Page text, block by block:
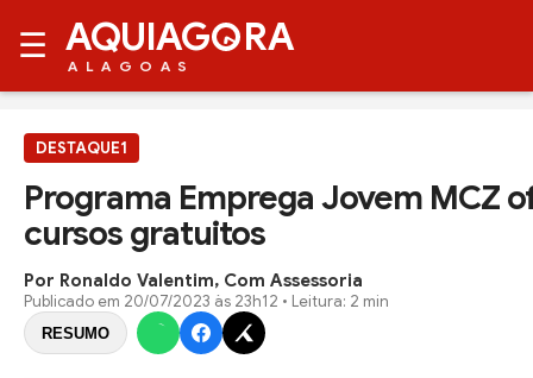
☰ AQUIAG RA
ALAGOAS
DESTAQUE1
Programa Emprega Jovem MCZ
cursos gratuitos
Por Ronaldo Valentim, Com Assessoria
Publicado em 20/07/2023 às 23h12 • Leitura: 2 min
RESUMO